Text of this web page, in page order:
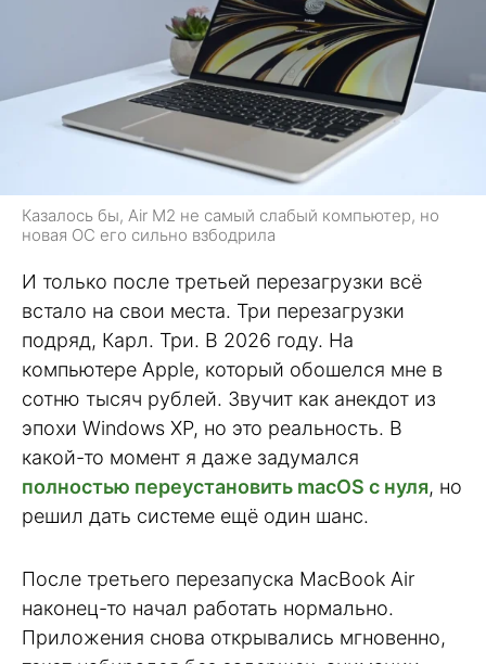
Казалось бы, Air M2 не самый слабый компьютер, но
новая ОС его сильно взбодрила
И только после третьей перезагрузки всё
встало на свои места. Три перезагрузки
подряд, Карл. Три. В 2026 году. На
компьютере Apple, который обошелся мне в
сотню тысяч рублей. Звучит как анекдот из
эпохи Windows XP, но это реальность. В
какой-то момент я даже задумался
полностью переустановить macOS с нуля, но
решил дать системе ещё один шанс.
После третьего перезапуска MacBook Air
наконец-то начал работать нормально.
Приложения снова открывались мгновенно,